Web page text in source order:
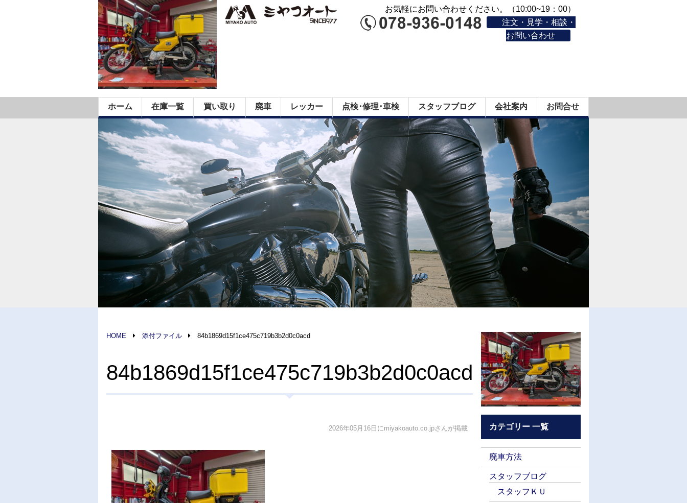
お気軽にお問い合わせください。（10:00~19：00）
注文・見学・相談・
お問い合わせ
ホーム 在庫一覧 買い取り 廃車 レッカー 点検･修理･車検 スタッフブログ 会社案内 お問合せ
HOME 添付ファイル 84b1869d15f1ce475c719b3b2d0c0acd
84b1869d15f1ce475c719b3b2d0c0acd
2026年05月16日にmiyakoauto.co.jpさんが掲載 カテゴリー 一覧
廃車方法
スタッフブログ
スタッフＫＵ